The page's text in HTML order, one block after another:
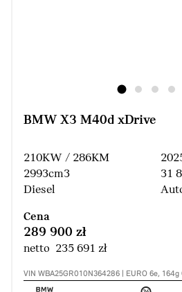
BMW X3 M40d xDrive
210KW / 286KM
2993cm3
Diesel
31
Cena
289 900 zł
netto 235 691 zł
VIN WBA25GR010N364286 | EURO 6e,